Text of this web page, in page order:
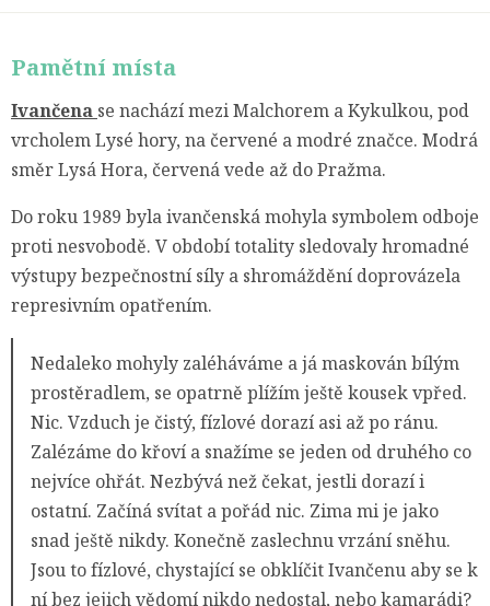
Pamětní místa
Ivančena se nachází mezi Malchorem a Kykulkou, pod
vrcholem Lysé hory, na červené a modré značce. Modrá
směr Lysá Hora, červená vede až do Pražma.
Do roku 1989 byla ivančenská mohyla symbolem odboje
proti nesvobodě. V období totality sledovaly hromadné
výstupy bezpečnostní síly a shromáždění doprovázela
represivním opatřením.
Nedaleko mohyly zaléháváme a já maskován bílým
prostěradlem, se opatrně plížím ještě kousek vpřed.
Nic. Vzduch je čistý, fízlové dorazí asi až po ránu.
Zalézáme do křoví a snažíme se jeden od druhého co
nejvíce ohřát. Nezbývá než čekat, jestli dorazí i
ostatní. Začíná svítat a pořád nic. Zima mi je jako
snad ještě nikdy. Konečně zaslechnu vrzání sněhu.
Jsou to fízlové, chystající se obklíčit Ivančenu aby se k
ní bez jejich vědomí nikdo nedostal, nebo kamarádi?